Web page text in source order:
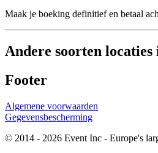
Maak je boeking definitief en betaal
Andere soorten
Footer
Algemene voorwaarden
Gegevensbescherming
© 2014 - 2026 Event Inc - Europe's